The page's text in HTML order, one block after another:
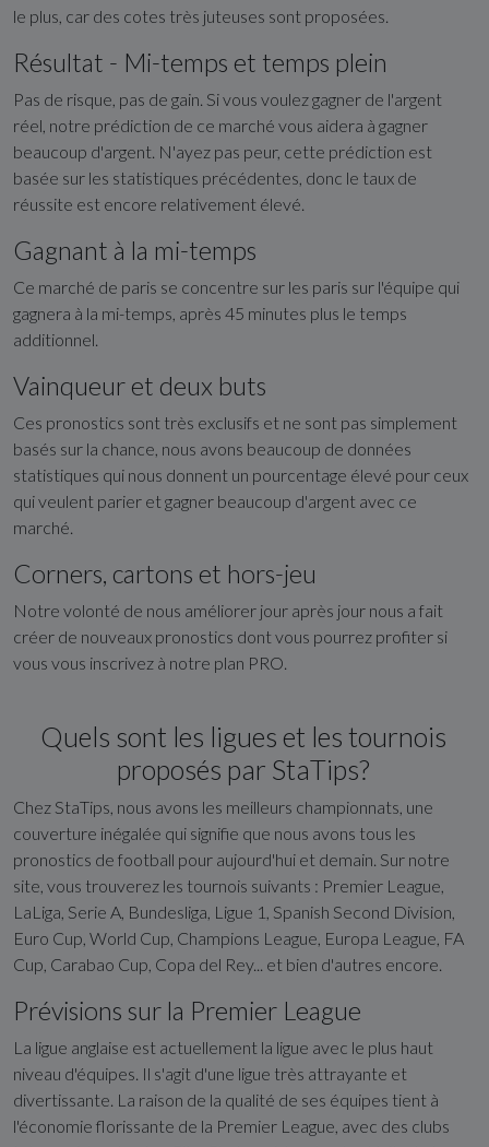
le plus, car des cotes très juteuses sont proposées.
Résultat - Mi-temps et temps plein
Pas de risque, pas de gain. Si vous voulez gagner de l'argent
réel, notre prédiction de ce marché vous aidera à gagner
beaucoup d'argent. N'ayez pas peur, cette prédiction est
basée sur les statistiques précédentes, donc le taux de
réussite est encore relativement élevé.
Gagnant à la mi-temps
Ce marché de paris se concentre sur les paris sur l'équipe qui
gagnera à la mi-temps, après 45 minutes plus le temps
additionnel.
Vainqueur et deux buts
Ces pronostics sont très exclusifs et ne sont pas simplement
basés sur la chance, nous avons beaucoup de données
statistiques qui nous donnent un pourcentage élevé pour ceux
qui veulent parier et gagner beaucoup d'argent avec ce
marché.
Corners, cartons et hors-jeu
Notre volonté de nous améliorer jour après jour nous a fait
créer de nouveaux pronostics dont vous pourrez profiter si
vous vous inscrivez à notre plan PRO.
Quels sont les ligues et les tournois
proposés par StaTips?
Chez StaTips, nous avons les meilleurs championnats, une
couverture inégalée qui signifie que nous avons tous les
pronostics de football pour aujourd'hui et demain. Sur notre
site, vous trouverez les tournois suivants : Premier League,
LaLiga, Serie A, Bundesliga, Ligue 1, Spanish Second Division,
Euro Cup, World Cup, Champions League, Europa League, FA
Cup, Carabao Cup, Copa del Rey... et bien d'autres encore.
Prévisions sur la Premier League
La ligue anglaise est actuellement la ligue avec le plus haut
niveau d'équipes. Il s'agit d'une ligue très attrayante et
divertissante. La raison de la qualité de ses équipes tient à
l'économie florissante de la Premier League, avec des clubs